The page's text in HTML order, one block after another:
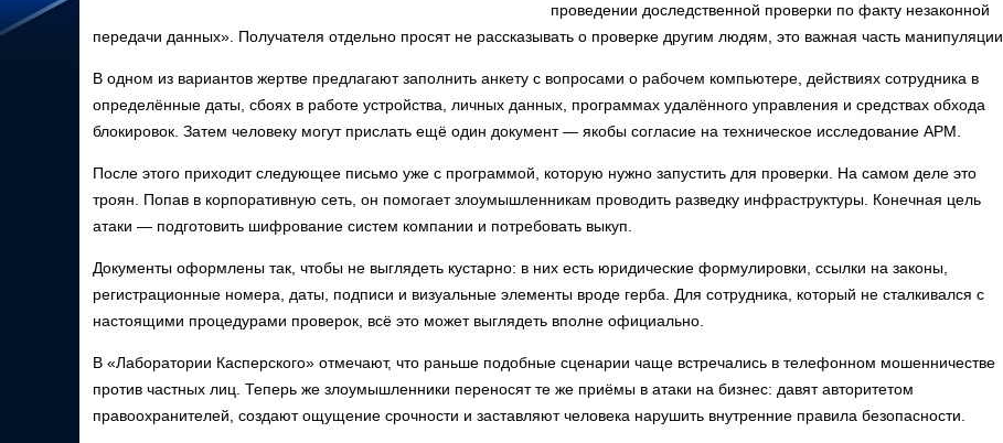
проведении доследственной проверки по факту незаконной
передачи данных». Получателя отдельно просят не рассказывать о проверке другим людям, это важная часть манипуляции.
В одном из вариантов жертве предлагают заполнить анкету с вопросами о рабочем компьютере, действиях сотрудника в
определённые даты, сбоях в работе устройства, личных данных, программах удалённого управления и средствах обхода
блокировок. Затем человеку могут прислать ещё один документ — якобы согласие на техническое исследование АРМ.
После этого приходит следующее письмо уже с программой, которую нужно запустить для проверки. На самом деле это
троян. Попав в корпоративную сеть, он помогает злоумышленникам проводить разведку инфраструктуры. Конечная цель
атаки — подготовить шифрование систем компании и потребовать выкуп.
Документы оформлены так, чтобы не выглядеть кустарно: в них есть юридические формулировки, ссылки на законы,
регистрационные номера, даты, подписи и визуальные элементы вроде герба. Для сотрудника, который не сталкивался с
настоящими процедурами проверок, всё это может выглядеть вполне официально.
В «Лаборатории Касперского» отмечают, что раньше подобные сценарии чаще встречались в телефонном мошенничестве
против частных лиц. Теперь же злоумышленники переносят те же приёмы в атаки на бизнес: давят авторитетом
правоохранителей, создают ощущение срочности и заставляют человека нарушить внутренние правила безопасности.